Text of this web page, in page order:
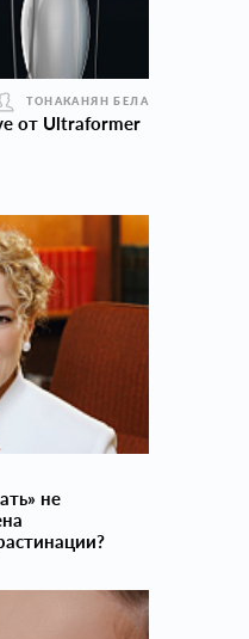
ТОНАКАНЯН БЕЛА
от Ultraformer
не